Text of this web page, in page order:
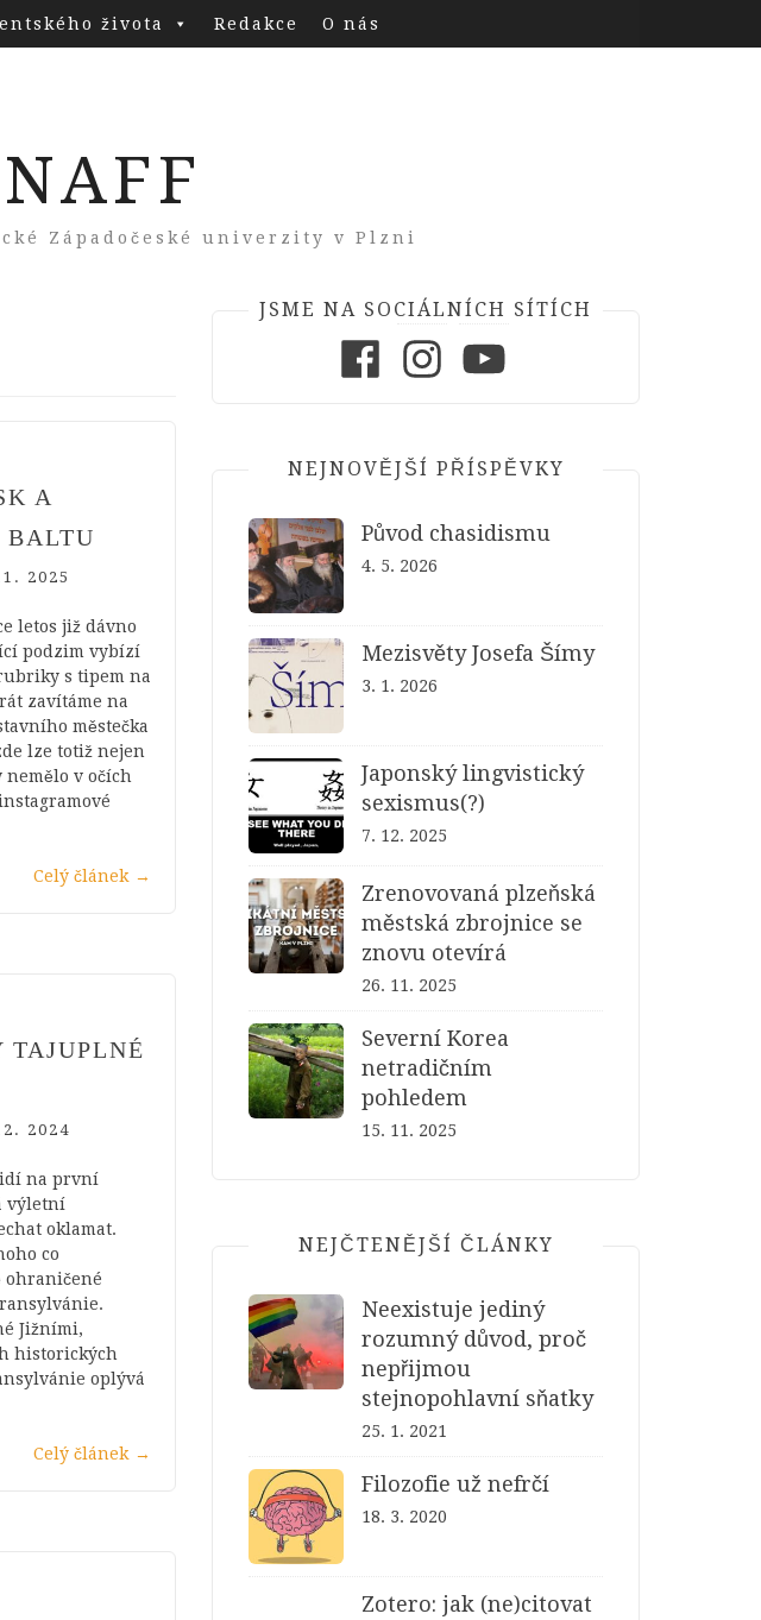
života Redakce O nás
Západočeské univerzity v Plzni
A
BALTU
2025
letos již dávno
podzim vybízí
s tipem na
zavítáme na
městečka
lze totiž nejen
nemělo v očích
Celý článek →
TAJUPLNÉ
2024
na první
výletní
oklamat.
co
ohraničené
Jižními,
historických
oplývá
Celý článek →
JSME NA SOCIÁLNÍCH SÍTÍCH
NEJNOVĚJŠÍ PŘÍSPĚVKY
Původ chasidismu
4. 5. 2026
Mezisvěty Josefa Šímy
3. 1. 2026
Japonský lingvistický
sexismus(?)
7. 12. 2025
Zrenovovaná plzeňská
městská zbrojnice se
znovu otevírá
26. 11. 2025
Severní Korea
netradičním
pohledem
15. 11. 2025
NEJČTENĚJŠÍ ČLÁNKY
Neexistuje jediný
rozumný důvod, proč
nepřijmou
stejnopohlavní sňatky
25. 1. 2021
Filozofie už nefrčí
18. 3. 2020
Zotero: jak (ne)citovat